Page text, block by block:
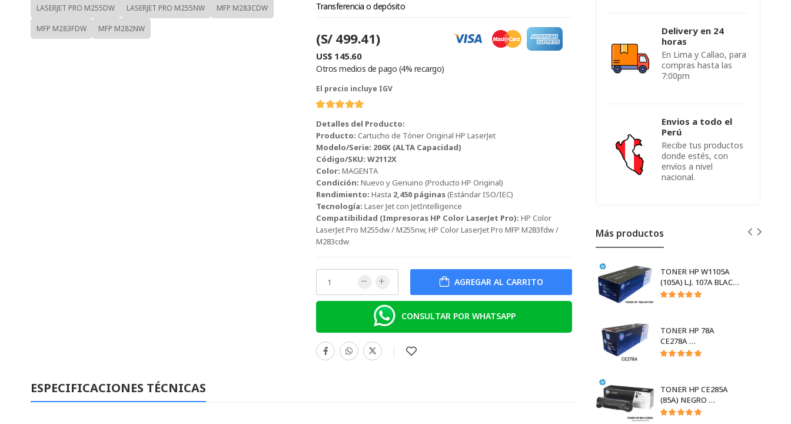
LASERJET PRO M255DW LASERJET PRO M255NW MFP M283CDW
MFP M283FDW MFP M282NW
Transferencia o depósito
(S/ 499.41)
US$ 145.60
Otros medios de pago (4% recargo)
El precio incluye IGV
Detalles del Producto:
Producto: Cartucho de Tóner Original HP LaserJet
Modelo/Serie: 206X (ALTA Capacidad)
Código/SKU: W2112X
Color: MAGENTA
Condición: Nuevo y Genuino (Producto HP Original)
Rendimiento: Hasta 2,450 páginas(Estándar ISO/IEC)
Tecnología: Laser Jet con JetIntelligence
Compatibilidad (Impresoras HP Color LaserJet Pro): HP Color
LaserJet Pro M255dw / M255nw, HP Color LaserJet Pro MFP M283fdw /
M283cdw
AGREGAR AL CARRITO
CONSULTAR POR WHATSAPP
ESPECIFICACIONES TÉCNICAS
Delivery en 24
horas
En Lima y Callao, para
compras hasta las
7:00pm
Envios a todo el
Perú
Recibe tus productos
donde estés, con
envíos a nivel
nacional.
Más productos
TONER HP W1510X
(151X) L.J. 4003A BLACK
TONER HP W1105A
(105A) L.J. 107A BLACK
1,000 PGS.
TONER HP 78A
CE278A
CE278A
TONER HP CE285A
(85A) NEGRO
CE285A